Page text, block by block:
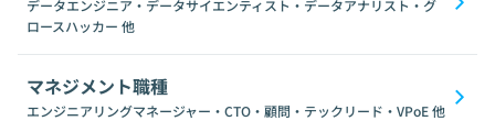
データエンジニア・データサイエンティスト・データアナリスト・グ
ロースハッカー 他
マネジメント職種
エンジニアリングマネージャー・CTO・顧問・テックリード・VPoE他